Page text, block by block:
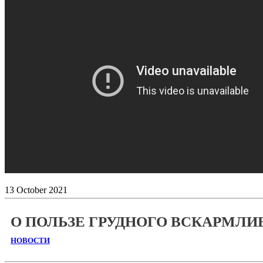
13 October 2021
О ПОЛЬЗЕ ГРУДНОГО
НОВОСТИ